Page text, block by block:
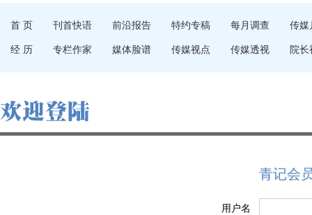
首 页 刊首快语 前沿报告 特约专稿 每月调查 传媒
经 历 专栏作家 媒体脸谱 传媒视点 传媒透视 院长
青记会
用户名